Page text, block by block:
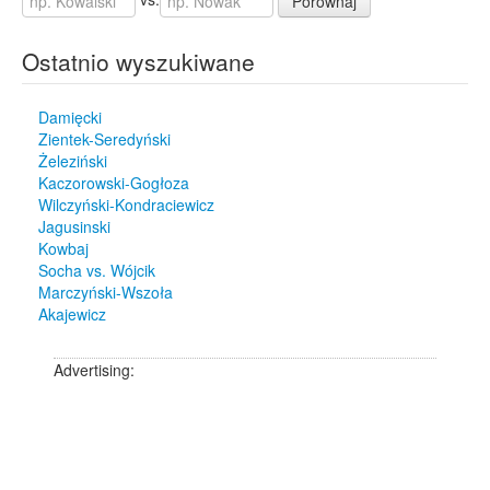
Braniewo
1
Cupel
Gisiel
Janochy
Joniec
Krasnosielc
Lipowiec Mały
Mamino
Nakły
Rumy
Sapuny
Sypniewo
1
Ostatnio wyszukiwane
Damięcki
Zientek-Seredyński
Żeleziński
Kaczorowski-Gogłoza
Wilczyński-Kondraciewicz
Jagusinski
Kowbaj
Socha vs. Wójcik
Marczyński-Wszoła
Akajewicz
Advertising: